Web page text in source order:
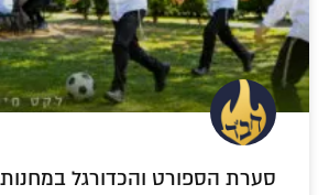
סערת הספורט והכדורגל